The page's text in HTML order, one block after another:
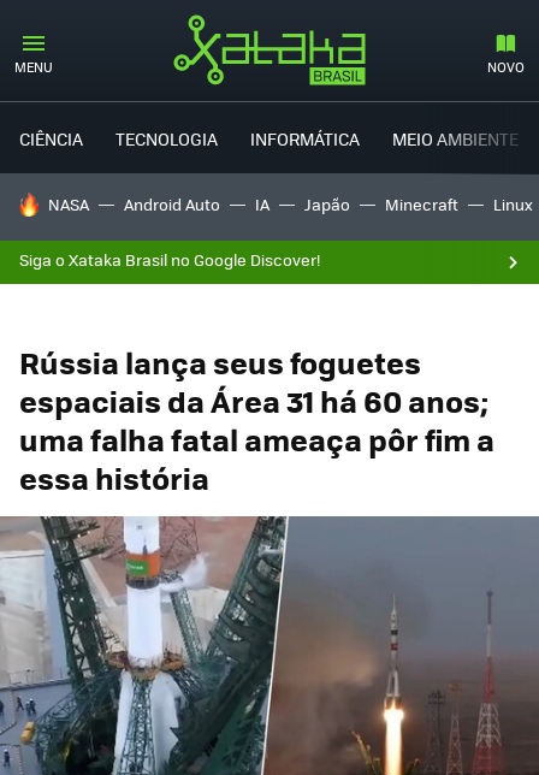
MENU NOVO
CIÊNCIA TECNOLOGIA INFORMÁTICA MEIO AMBIENTE
TENDÊNCIAS DO DIA
NASA Android Auto IA Japão Minecraft Linux
Siga o Xataka Brasil no Google Discover!
Rússia lança seus foguetes
espaciais da Área 31 há 60 anos;
uma falha fatal ameaça pôr fim a
essa história